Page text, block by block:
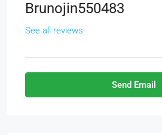
Brunojin550483
See all reviews
Send Email